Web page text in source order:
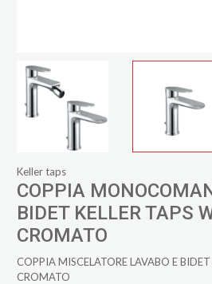
Keller taps
COPPIA
BIDET KELLER TAPS
CROMATO
COPPIA MISCELATORE LAVABO E BIDET
CROMATO